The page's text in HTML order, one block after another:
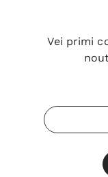
Vei primi
Adresa
Email